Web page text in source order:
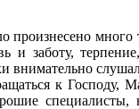
произнесено
и заботу,
внимательно
к Господу,
специалисты,